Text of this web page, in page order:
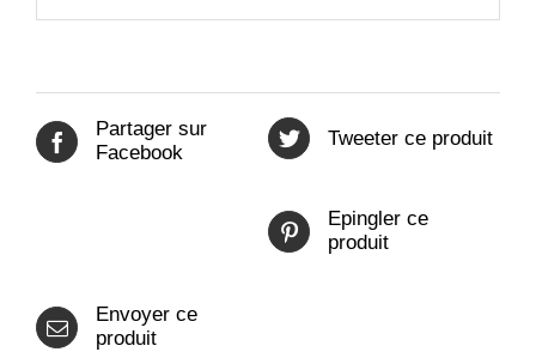
Partager sur
Facebook
Tweeter ce produit
Epingler ce
produit
Envoyer ce
produit